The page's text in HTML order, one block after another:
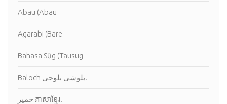
Abau (Abau
Agarabi (Bare
Bahasa Sūg (Tausug
Baloch بلوشى بلوجى.
خمير ភាសាខ្មែរ.